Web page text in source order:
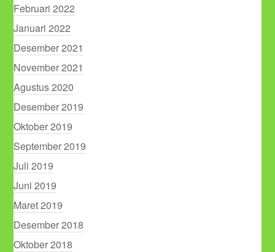
Februari 2022
Januari 2022
Desember 2021
November 2021
Agustus 2020
Desember 2019
Oktober 2019
September 2019
Juli 2019
Juni 2019
Maret 2019
Desember 2018
Oktober 2018